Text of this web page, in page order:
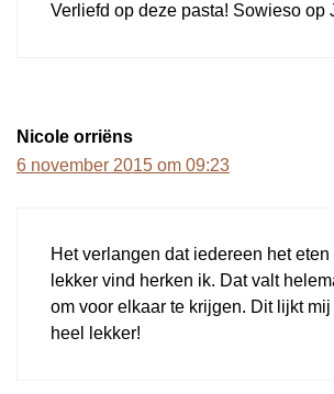
Verliefd op deze pasta! Sowieso op
Nicole orriëns
6 november 2015 om 09:23
Het verlangen dat iedereen het
lekker vind herken ik. Dat valt
om voor elkaar te krijgen. Dit lijkt mij
heel lekker!